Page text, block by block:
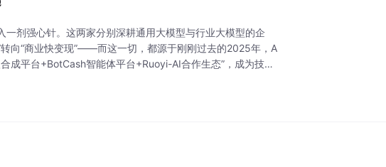
剂强心针。这两家分别深耕通用大模型与行业大模型的企
向“商业快变现”——而这一切，都源于刚刚过去的2025年，A
成平台+BotCash智能体平台+Ruoyi-AI合作生态”，成为技术